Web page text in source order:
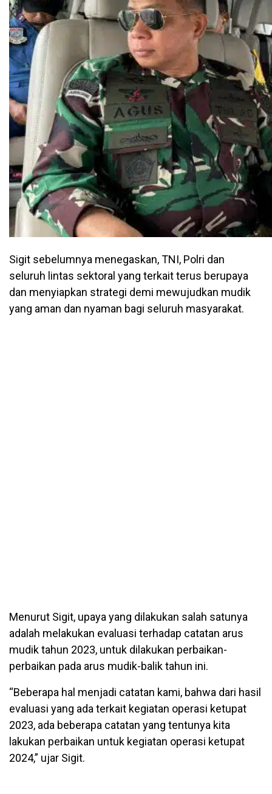
Sigit sebelumnya menegaskan, TNI, Polri dan
seluruh lintas sektoral yang terkait terus berupaya
dan menyiapkan strategi demi mewujudkan mudik
yang aman dan nyaman bagi seluruh masyarakat.
Menurut Sigit, upaya yang dilakukan salah satunya
adalah melakukan evaluasi terhadap catatan arus
mudik tahun 2023, untuk dilakukan perbaikan-
perbaikan pada arus mudik-balik tahun ini.
“Beberapa hal menjadi catatan kami, bahwa dari hasil
evaluasi yang ada terkait kegiatan operasi ketupat
2023, ada beberapa catatan yang tentunya kita
lakukan perbaikan untuk kegiatan operasi ketupat
2024,” ujar Sigit.